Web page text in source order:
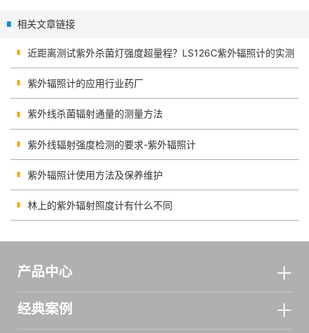
相关文章链接
近距离测试紫外杀菌灯强度超量程？LS126C紫外辐照计的实测
紫外辐照计的应用行业药厂
紫外线杀菌辐射通量的测量方法
紫外线辐射强度检测的要求-紫外辐照计
紫外辐照计使用方法及保养维护
林上的紫外辐射照度计有什么不同
产品中心
经典案例